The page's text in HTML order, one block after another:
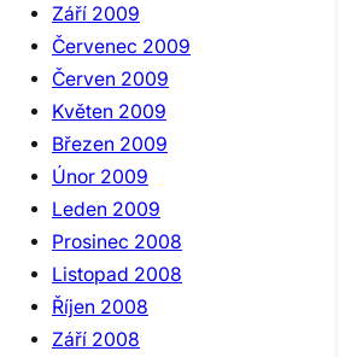
Září 2009
Červenec 2009
Červen 2009
Květen 2009
Březen 2009
Únor 2009
Leden 2009
Prosinec 2008
Listopad 2008
Říjen 2008
Září 2008